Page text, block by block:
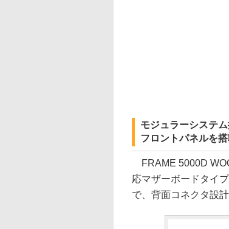
モジュラーシステ
フロントパネルを
FRAME 5000D
応マザーボードタイ
で、背面コネクタ設